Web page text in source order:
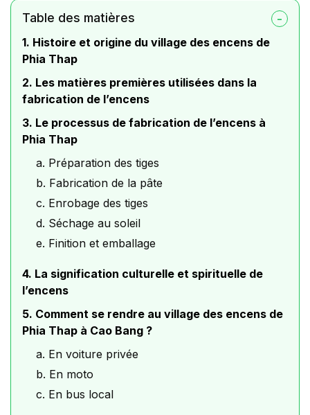
Table des matières
1. Histoire et origine du village des encens de
Phia Thap
2. Les matières premières utilisées dans la
fabrication de l’encens
3. Le processus de fabrication de l’encens à
Phia Thap
a. Préparation des tiges
b. Fabrication de la pâte
c. Enrobage des tiges
d. Séchage au soleil
e. Finition et emballage
4. La signification culturelle et spirituelle de
l’encens
5. Comment se rendre au village des encens de
Phia Thap à Cao Bang ?
a. En voiture privée
b. En moto
c. En bus local